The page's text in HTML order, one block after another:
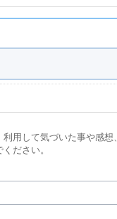
用して気づいた事や感想
ださい。